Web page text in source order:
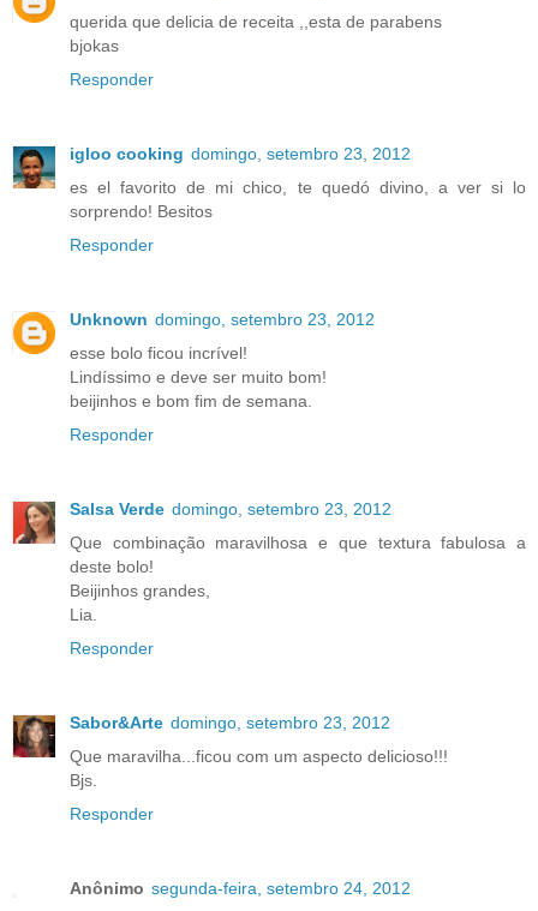
querida que delicia de receita ,,esta de parabens
bjokas
Responder
igloo cooking domingo, setembro 23, 2012
es el favorito de mi chico, te quedó divino, a ver si lo
sorprendo! Besitos
Responder
Unknown domingo, setembro 23, 2012
esse bolo ficou incrível!
Lindíssimo e deve ser muito bom!
beijinhos e bom fim de semana.
Responder
Salsa Verde domingo, setembro 23, 2012
Que combinação maravilhosa e que textura fabulosa a
deste bolo!
Beijinhos grandes,
Lia.
Responder
Sabor&Arte domingo, setembro 23, 2012
Que maravilha...ficou com um aspecto delicioso!!!
Bjs.
Responder
Anônimo segunda-feira, setembro 24, 2012